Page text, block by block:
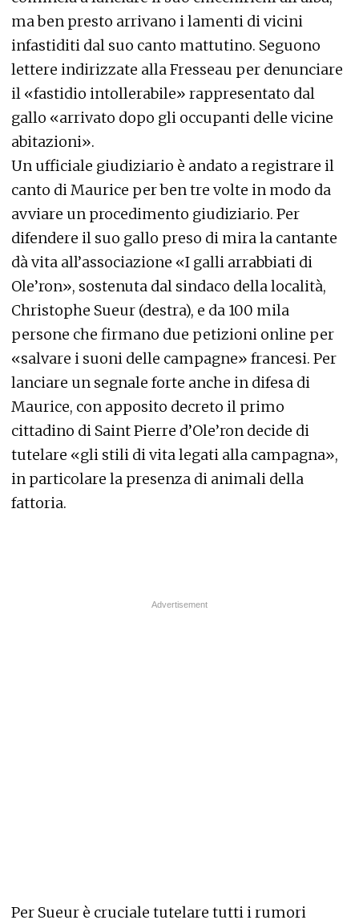
ma ben presto arrivano i lamenti di vicini
infastiditi dal suo canto mattutino. Seguono
lettere indirizzate alla Fresseau per denunciare
il «fastidio intollerabile» rappresentato dal
gallo «arrivato dopo gli occupanti delle vicine
abitazioni».
Un ufficiale giudiziario è andato a registrare il
canto di Maurice per ben tre volte in modo da
avviare un procedimento giudiziario. Per
difendere il suo gallo preso di mira la cantante
dà vita all’associazione «I galli arrabbiati di
Ole’ron», sostenuta dal sindaco della località,
Christophe Sueur (destra), e da 100 mila
persone che firmano due petizioni online per
«salvare i suoni delle campagne» francesi. Per
lanciare un segnale forte anche in difesa di
Maurice, con apposito decreto il primo
cittadino di Saint Pierre d’Ole’ron decide di
tutelare «gli stili di vita legati alla campagna»,
in particolare la presenza di animali della
fattoria.
Per Sueur è cruciale tutelare tutti i rumori